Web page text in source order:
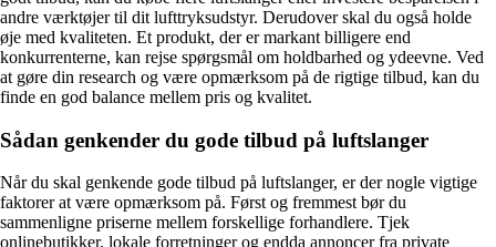
andre værktøjer til dit lufttryksudstyr. Derudover skal du også holde
øje med kvaliteten. Et produkt, der er markant billigere end
konkurrenterne, kan rejse spørgsmål om holdbarhed og ydeevne. Ved
at gøre din research og være opmærksom på de rigtige tilbud, kan du
finde en god balance mellem pris og kvalitet.
Sådan genkender du gode tilbud på luftslanger
Når du skal genkende gode tilbud på luftslanger, er der nogle vigtige
faktorer at være opmærksom på. Først og fremmest bør du
sammenligne priserne mellem forskellige forhandlere. Tjek
onlinebutikker, lokale forretninger og endda annoncer fra private